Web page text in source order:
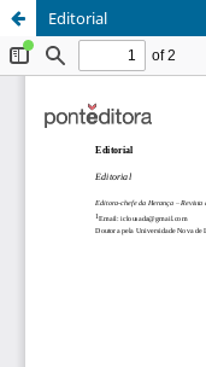
Editorial